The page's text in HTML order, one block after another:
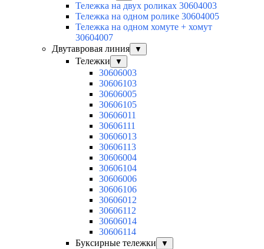
Тележка на двух роликах 30604003
Тележка на одном ролике 30604005
Тележка на одном хомуте + хомут
30604007
Двутавровая линия
▼
Тележки ▼
30606003
30606103
30606005
30606105
30606011
30606111
30606013
30606113
30606004
30606104
30606006
30606106
30606012
30606112
30606014
30606114
Буксирные тележки
▼